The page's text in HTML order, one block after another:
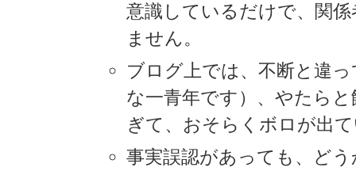
意識しているだけで、関
ません。
ブログ上では、不断と違
な一青年です）、やたら
ぎて、おそらくボロが出
事実誤認があっても、ど